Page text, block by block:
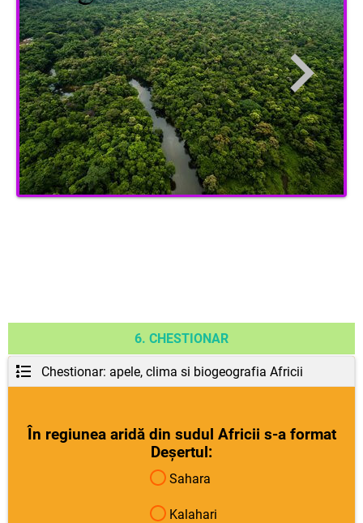
6. CHESTIONAR
Chestionar: apele, clima si biogeografia Africii
În regiunea aridă din sudul Africii s-a format
Deșertul:
Sahara
Kalahari